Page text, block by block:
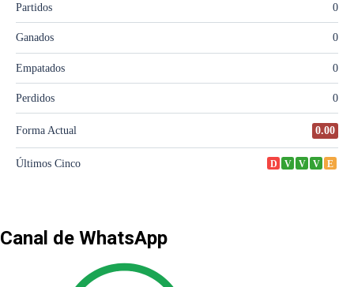
Canal de WhatsApp